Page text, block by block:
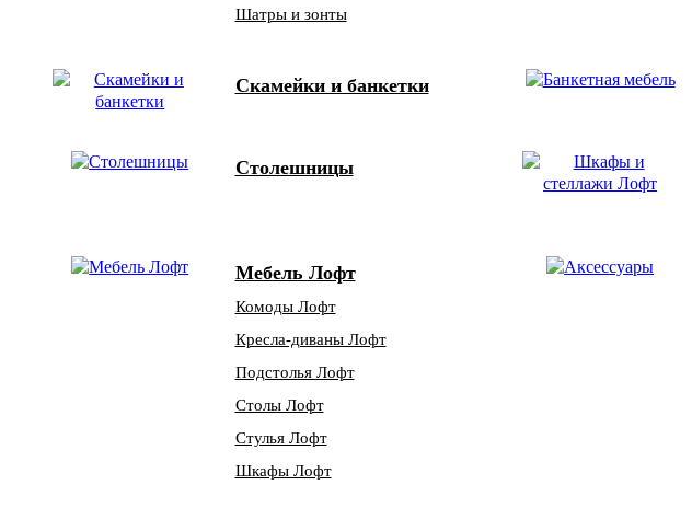
Шатры и зонты
Скамейки и банкетки
Столешницы
Мебель Лофт
Комоды Лофт
Кресла-диваны Лофт
Подстолья Лофт
Столы Лофт
Стулья Лофт
Шкафы Лофт